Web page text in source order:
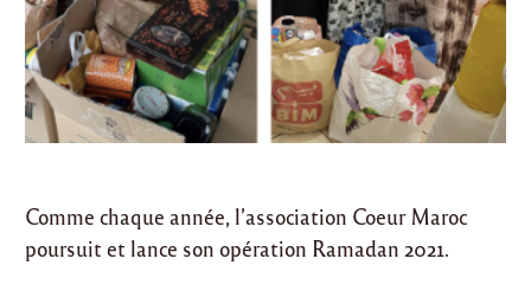
Comme chaque année, l’association Coeur Maroc
poursuit et lance son opération Ramadan 2021.